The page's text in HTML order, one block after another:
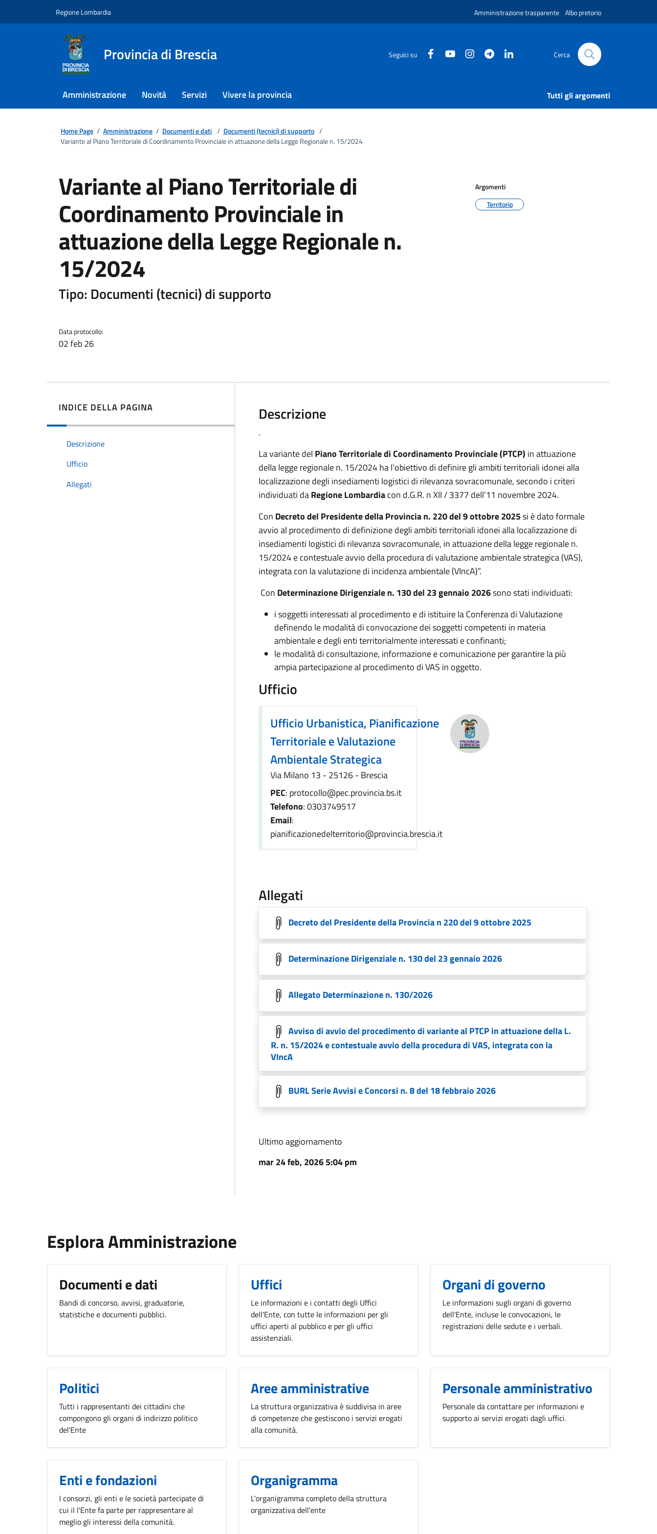
Regione Lombardia Amministrazione trasparente Albo pretorio
Provincia di Brescia Seguici su FaceboookYoutubeInstagramTelegram Cerca
Amministrazione Novità Servizi Vivere la provincia Tutti gli argomenti
Home Page / Amministrazione / Documenti e dati / Documenti (tecnici) di supporto /
Variante al Piano Territoriale di Coordinamento Provinciale in attuazione della Legge Regionale n. 15/2024
Variante al Piano Territoriale di
Coordinamento Provinciale in
attuazione della Legge Regionale n.
15/2024
Tipo: Documenti (tecnici) di supporto
Data protocollo:
02 feb 26
Argomenti
Territorio
INDICE DELLA PAGINA
Descrizione
Ufficio
Allegati
Descrizione
.
La variante del Piano Territoriale di Coordinamento Provinciale (PTCP) in attuazione
della legge regionale n. 15/2024 ha l’obiettivo di definire gli ambiti territoriali idonei alla
localizzazione degli insediamenti logistici di rilevanza sovracomunale, secondo i criteri
individuati daRegione Lombardiacon d.G.R. n XII / 3377 dell’11 novembre 2024.
Con Decreto del Presidente della Provincian. 220 del 9 ottobre 2025si è dato formale
avvio al procedimento di definizione degli ambiti territoriali idonei alla localizzazione di
insediamenti logistici di rilevanza sovracomunale, in attuazione della legge regionale n.
15/2024 e contestuale avvio della procedura di valutazione ambientale strategica (VAS),
integrata con la valutazione di incidenza ambientale (VIncA)”.
Con Determinazione Dirigenziale n. 130 del 23 gennaio 2026sono stati individuati:
i soggetti interessati al procedimento e di istituire la Conferenza di Valutazione
definendo le modalità di convocazione dei soggetti competenti in materia
ambientale e degli enti territorialmente interessati e confinanti;
le modalità di consultazione, informazione e comunicazione per garantire la più
ampia partecipazione al procedimento di VAS in oggetto.
Ufficio
Ufficio Urbanistica, Pianificazione
Territoriale e Valutazione
Ambientale Strategica
Via Milano 13 - 25126 - Brescia
PEC: protocollo@pec.provincia.bs.it
Telefono: 0303749517
Email:
pianificazionedelterritorio@provincia.brescia.it
Allegati
Decreto del Presidente della Provincia n 220 del 9 ottobre 2025
Determinazione Dirigenziale n. 130 del 23 gennaio 2026
Allegato Determinazione n. 130/2026
Avviso di avvio del procedimento di variante al PTCP in attuazione della L.
R. n. 15/2024 e contestuale avvio della procedura di VAS, integrata con la
VIncA
BURL Serie Avvisi e Concorsi n. 8 del 18 febbraio 2026
Ultimo aggiornamento
mar 24 feb, 2026 5:04 pm
Esplora Amministrazione
Documenti e dati
Bandi di concorso, avvisi, graduatorie,
statistiche e documenti pubblici.
Uffici
Le informazioni e i contatti degli Uffici
dell'Ente, con tutte le informazioni per gli
uffici aperti al pubblico e per gli uffici
assistenziali.
Organi di governo
Le informazioni sugli organi di governo
dell'Ente, incluse le convocazioni, le
registrazioni delle sedute e i verbali.
Politici
Tutti i rappresentanti dei cittadini che
compongono gli organi di indirizzo politico
del'Ente
Aree amministrative
La struttura organizzativa è suddivisa in aree
di competenze che gestiscono i servizi erogati
alla comunità.
Personale amministrativo
Personale da contattare per informazioni e
supporto ai servizi erogati dagli uffici.
Enti e fondazioni
I consorzi, gli enti e le società partecipate di
cui il l'Ente fa parte per rappresentare al
meglio gli interessi della comunità.
Organigramma
L'organigramma completo della struttura
organizzativa dell'ente